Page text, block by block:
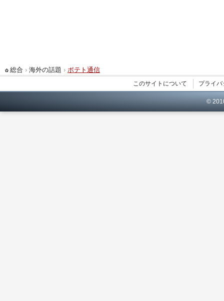
総合 › 海外の話題 › ポテト通信
このサイトについて プライ
©